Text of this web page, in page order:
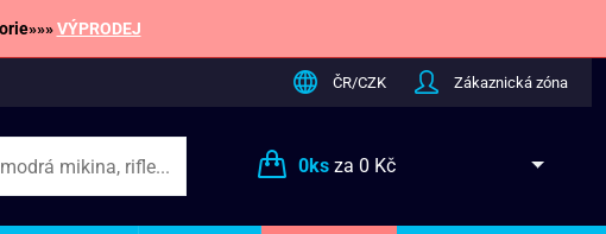
VÝPRODEJ
ČR/CZK Zákaznická zóna
0ksza 0 Kč